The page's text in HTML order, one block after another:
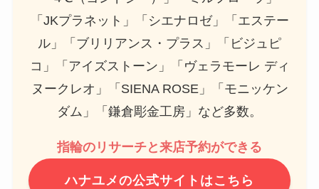
「JKプラネット」「シエナロゼ」「エステー
ル」「ブリリアンス・プラス」「ビジュピ
コ」「アイズストーン」「ヴェラモーレ ディ
ヌークレオ」「SIENA ROSE」「モニッケン
ダム」「鎌倉彫金工房」など多数。
指輪のリサーチと来店予約ができる
ハナユメの公式サイトはこちら